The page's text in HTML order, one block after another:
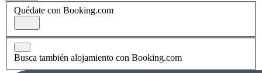
Quédate con Booking.com
Busca también alojamiento con Booking.com